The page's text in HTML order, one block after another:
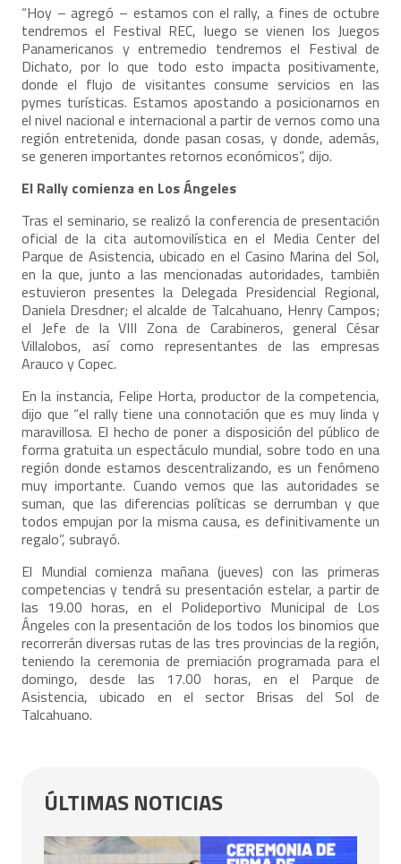
“Hoy – agregó – estamos con el rally, a fines de octubre
tendremos el Festival REC, luego se vienen los Juegos
Panamericanos y entremedio tendremos el Festival de
Dichato, por lo que todo esto impacta positivamente,
donde el flujo de visitantes consume servicios en las
pymes turísticas. Estamos apostando a posicionarnos en
el nivel nacional e internacional a partir de vernos como una
región entretenida, donde pasan cosas, y donde, además,
se generen importantes retornos económicos”, dijo.
El Rally comienza en Los Ángeles
Tras el seminario, se realizó la conferencia de presentación
oficial de la cita automovilística en el Media Center del
Parque de Asistencia, ubicado en el Casino Marina del Sol,
en la que, junto a las mencionadas autoridades, también
estuvieron presentes la Delegada Presidencial Regional,
Daniela Dresdner; el alcalde de Talcahuano, Henry Campos;
el Jefe de la VIII Zona de Carabineros, general César
Villalobos, así como representantes de las empresas
Arauco y Copec.
En la instancia, Felipe Horta, productor de la competencia,
dijo que “el rally tiene una connotación que es muy linda y
maravillosa. El hecho de poner a disposición del público de
forma gratuita un espectáculo mundial, sobre todo en una
región donde estamos descentralizando, es un fenómeno
muy importante. Cuando vemos que las autoridades se
suman, que las diferencias políticas se derrumban y que
todos empujan por la misma causa, es definitivamente un
regalo”, subrayó.
El Mundial comienza mañana (jueves) con las primeras
competencias y tendrá su presentación estelar, a partir de
las 19.00 horas, en el Polideportivo Municipal de Los
Ángeles con la presentación de los todos los binomios que
recorrerán diversas rutas de las tres provincias de la región,
teniendo la ceremonia de premiación programada para el
domingo, desde las 17.00 horas, en el Parque de
Asistencia, ubicado en el sector Brisas del Sol de
Talcahuano.
ÚLTIMAS NOTICIAS